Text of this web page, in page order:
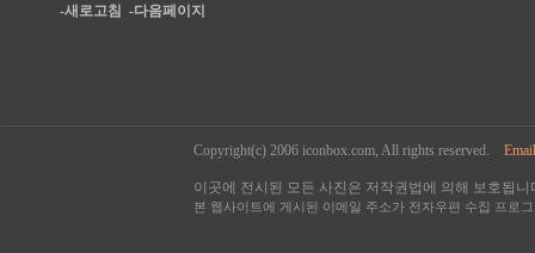
-새로고침 -다음페이지
Copyright(c) 2006 iconbox.com, All rights reserved.
이곳에 전시된 모든 사진은 저작권법에 의해 보호됩
본 웹사이트에 게시된 이메일 주소가 전자우편 수집 프로